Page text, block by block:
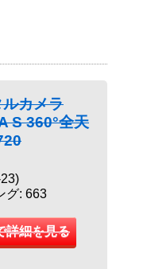
カメラ
S 360°全天
グ: 663
詳細を見る